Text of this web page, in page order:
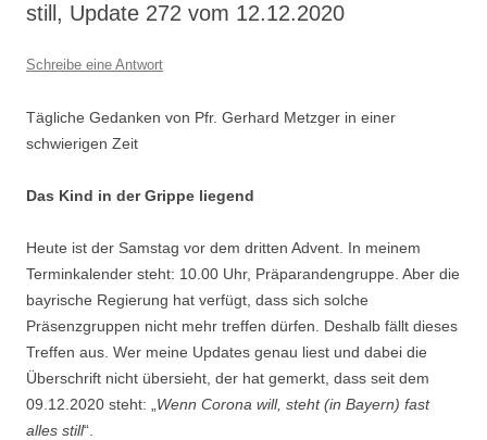
still, Update 272 vom 12.12.2020
Schreibe eine Antwort
Tägliche Gedanken von Pfr. Gerhard Metzger in einer
schwierigen Zeit
Das Kind in der Grippe liegend
Heute ist der Samstag vor dem dritten Advent. In meinem
Terminkalender steht: 10.00 Uhr, Präparandengruppe. Aber die
bayrische Regierung hat verfügt, dass sich solche
Präsenzgruppen nicht mehr treffen dürfen. Deshalb fällt dieses
Treffen aus. Wer meine Updates genau liest und dabei die
Überschrift nicht übersieht, der hat gemerkt, dass seit dem
09.12.2020 steht: „ Wenn Corona will, steht (in Bayern) fast
alles still“.